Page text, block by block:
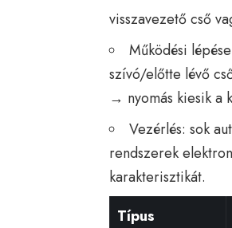
visszavezető cső
Működési
szívó/előtte lévő
→ nyomás kiesik a
Vezérlés: sok
rendszerek
karakterisztikát.
Típus